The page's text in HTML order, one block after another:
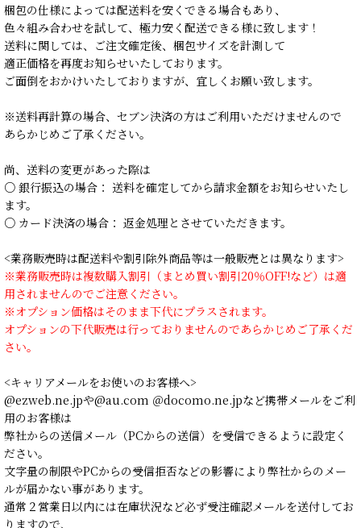
梱包の仕様によっては配送料を安くできる場合もあり、
色々組み合わせを試して、極力安く配送できる様に致します！
送料に関しては、ご注文確定後、梱包サイズを計測して
適正価格を再度お知らせいたしております。
ご面倒をおかけいたしておりますが、宜しくお願い致します。
※送料再計算の場合、セブン決済の方はご利用いただけませんので
あらかじめご了承ください。
尚、送料の変更があった際は
○ 銀行振込の場合： 送料を確定してから請求金額をお知らせいたし
ます。
○ カード決済の場合： 返金処理とさせていただきます。
<業務販売時は配送料や割引除外商品等は一般販売とは異なります>
※業務販売時は複数購入割引（まとめ買い割引20％OFF!など）は適
用されませんのでご注意ください。
※オプション価格はそのまま下代にプラスされます。
オプションの下代販売は行っておりませんのであらかじめご了承くだ
さい。
<キャリアメールをお使いのお客様へ>
@ezweb.ne.jpや@au.com ＠docomo.ne.jpなど携帯メールをご利
用のお客様は
弊社からの送信メール（PCからの送信）を受信できるように設定く
ださい。
文字量の制限やPCからの受信拒否などの影響により弊社からのメー
ルが届かない事があります。
通常２営業日以内には在庫状況など必ず受注確認メールを送付してお
りますので、